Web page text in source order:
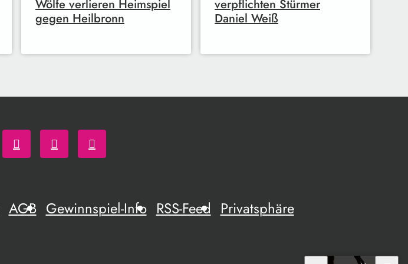
Wölfe verlieren Heimspiel
gegen Heilbronn
verpflichten Stürmer
Daniel Weiß
AGB Gewinnspiel-Info RSS-Feed Privatsphäre